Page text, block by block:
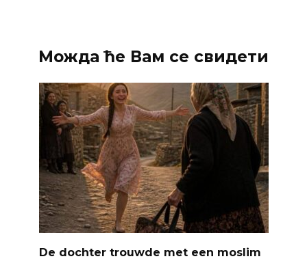
Можда ће Вам се свидети
De dochter trouwde met een moslim